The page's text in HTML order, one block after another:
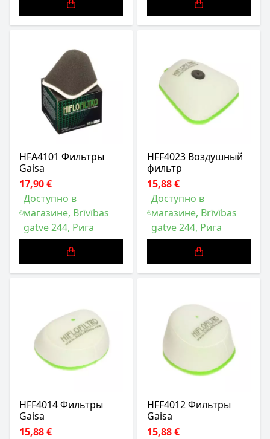
HFA4101 Фильтры
Gaisa
17,90 €
Доступно в
магазине, Brīvības
gatve 244, Рига
HFF4023 Воздушный
фильтр
15,88 €
Доступно в
магазине, Brīvības
gatve 244, Рига
HFF4014 Фильтры
Gaisa
15,88 €
HFF4012 Фильтры
Gaisa
15,88 €